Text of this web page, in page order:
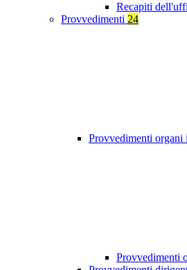
Recapiti
Provvedimenti 24
Provvedimenti
Provvedimenti